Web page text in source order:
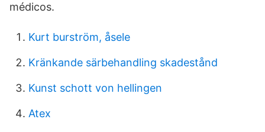
médicos.
Kurt burström, åsele
Kränkande särbehandling skadestånd
Kunst schott von hellingen
Atex